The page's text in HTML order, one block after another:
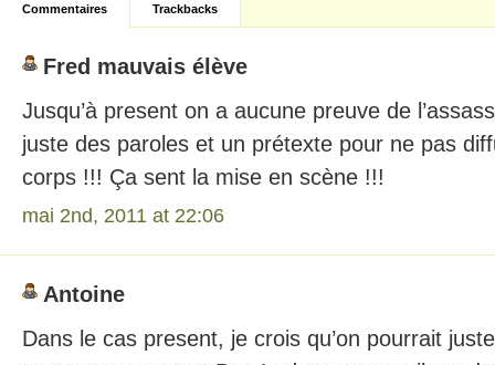
Commentaires Trackbacks
Fred mauvais élève
Jusqu’à present on a aucune preuve de
juste des paroles et un prétexte pour ne pas
corps !!! Ça sent la mise en scène !!!
mai 2nd, 2011 at 22:06
Antoine
Dans le cas present, je crois qu’on pourrait